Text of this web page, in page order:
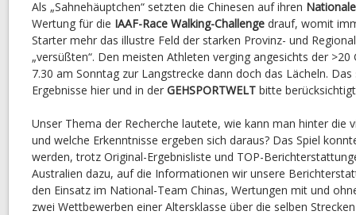
Als „Sahnehäuptchen“ setzten die Chinesen auf ihren
Wertung für die IAAF-Race Walking-Challenge drauf, womit
Starter mehr das illustre Feld der starken Provinz- und
„versüßten“. Den meisten Athleten verging angesichts der
7.30 am Sonntag zur Langstrecke dann doch das Lächeln.
Ergebnisse hier und in der GEHSPORTWELT bitte
Unser Thema der Recherche lautete, wie kann man hinter die
und welche Erkenntnisse ergeben sich daraus? Das Spiel
werden, trotz Original-Ergebnisliste und TOP-
Australien dazu, auf die Informationen wir unsere
den Einsatz im National-Team Chinas, Wertungen mit und
zwei Wettbewerben einer Altersklasse über die selben